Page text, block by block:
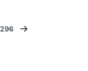
296